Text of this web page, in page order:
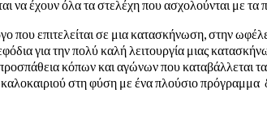
να έχουν όλα τα στελέχη που ασχολούνται με τα
επιτελείται σε μια κατασκήνωση, στην
για την πολύ καλή λειτουργία μιας
κόπων και αγώνων που καταβάλλεται
καλοκαιριού στη φύση με ένα πλούσιο